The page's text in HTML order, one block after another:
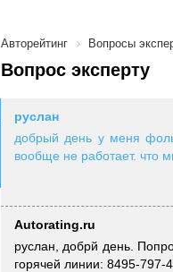
Авторейтинг Вопросы
Вопрос эксперту
руслан
добрый день у меня
вообще не работает. что
Autorating.ru
руслан, добрй день.
горячей линии: 8495-797-